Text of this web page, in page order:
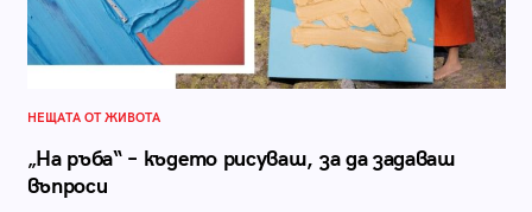
НЕЩАТА ОТ ЖИВОТА
„На ръба“ – където рисуваш, за да задаваш
въпроси